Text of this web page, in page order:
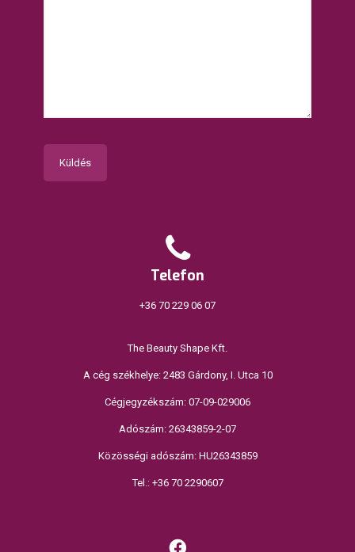
Telefon
+36 70 229 06 07
The Beauty Shape Kft.
A cég székhelye: 2483 Gárdony, I. Utca 10
Cégjegyzékszám: 07-09-029006
Adószám: 26343859-2-07
Közösségi adószám: HU26343859
Tel.: +36 70 2290607